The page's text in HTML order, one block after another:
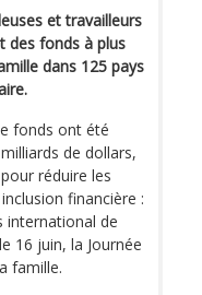
et travailleurs
des fonds à plus
dans 125 pays
fonds ont été
de dollars,
réduire les
financière :
international de
16 juin, la Journée
famille.